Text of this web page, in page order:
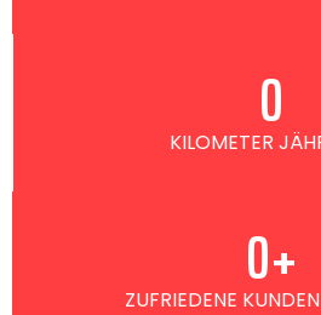
KILOMETER
0
ZUFRIEDENE 0+